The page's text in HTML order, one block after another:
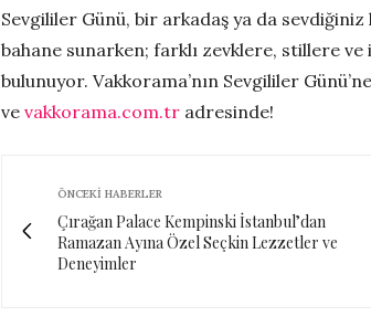
Sevgililer Günü, bir arkadaş ya da
bahane sunarken; farklı zevklere, stillere
bulunuyor. Vakkorama’nın Sevgililer
ve vakkorama.com.tr adresinde!
ÖNCEKI HABERLER
Çırağan Palace Kempinski İstanbul’dan
Ramazan Ayına Özel Seçkin Lezzetler ve
Deneyimler